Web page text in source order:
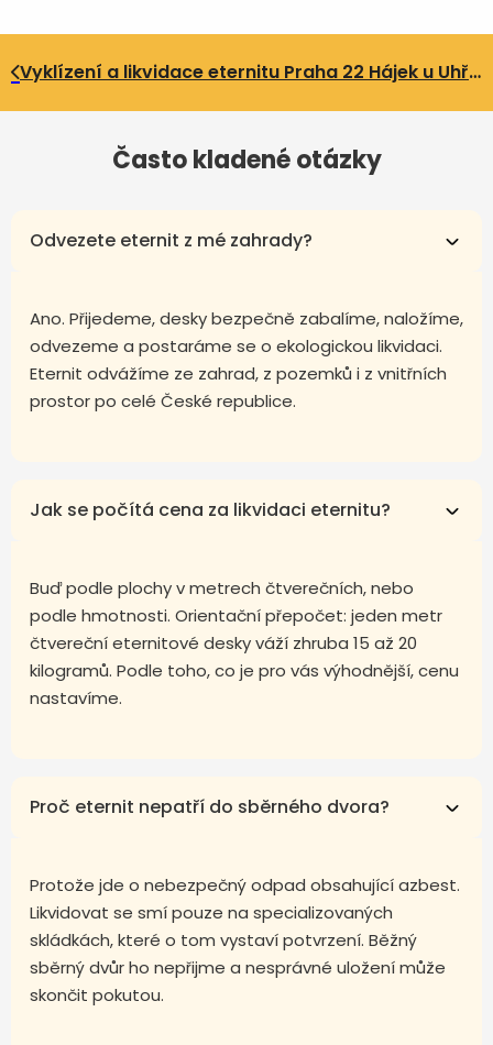
Vyklízení a likvidace eternitu Praha 22 Hájek u Uhříněvsi
Často kladené otázky
Odvezete eternit z mé zahrady?
Ano. Přijedeme, desky bezpečně zabalíme, naložíme,
odvezeme a postaráme se o ekologickou likvidaci.
Eternit odvážíme ze zahrad, z pozemků i z vnitřních
prostor po celé České republice.
Jak se počítá cena za likvidaci eternitu?
Buď podle plochy v metrech čtverečních, nebo
podle hmotnosti. Orientační přepočet: jeden metr
čtvereční eternitové desky váží zhruba 15 až 20
kilogramů. Podle toho, co je pro vás výhodnější, cenu
nastavíme.
Proč eternit nepatří do sběrného dvora?
Protože jde o nebezpečný odpad obsahující azbest.
Likvidovat se smí pouze na specializovaných
skládkách, které o tom vystaví potvrzení. Běžný
sběrný dvůr ho nepřijme a nesprávné uložení může
skončit pokutou.